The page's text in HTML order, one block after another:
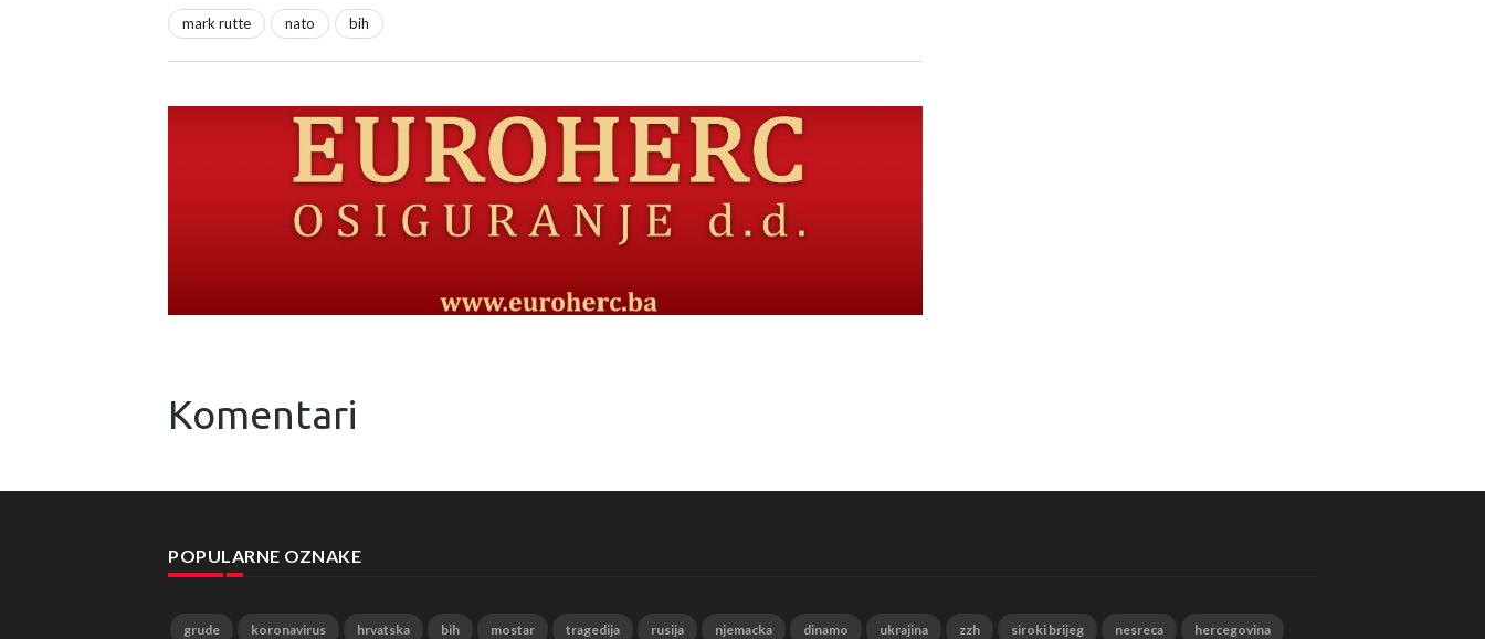
mark rutte nato bih
Komentari
POPULARNE OZNAKE
grude koronavirus hrvatska bih mostar tragedija rusija njemacka dinamo ukrajina zzh siroki brijeg nesreca hercegovina